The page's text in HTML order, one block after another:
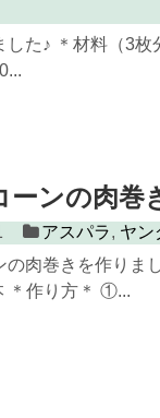
した♪ ＊材料（3
ーンの肉巻
アスパラ, ヤン
の肉巻きを作りま
＊作り方＊ ①...